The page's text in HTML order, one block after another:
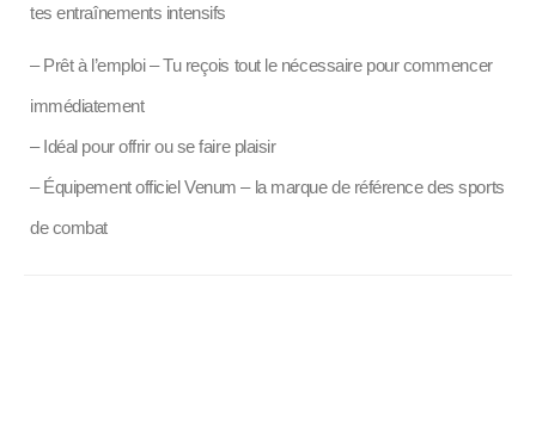
tes entraînements intensifs
– Prêt à l’emploi – Tu reçois tout le nécessaire pour commencer
immédiatement
– Idéal pour offrir ou se faire plaisir
– Équipement officiel Venum – la marque de référence des sports
de combat